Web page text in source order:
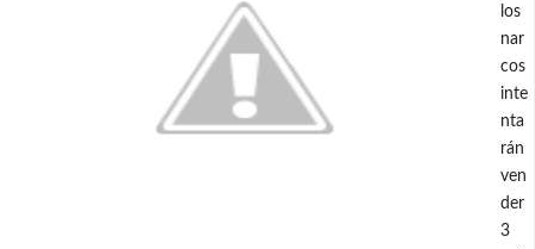
los
nar
cos
inte
nta
rán
ven
der
3